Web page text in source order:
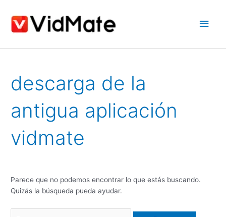
contenido
descarga de la
antigua aplicación
vidmate
Parece que no podemos encontrar lo que estás buscando.
Quizás la búsqueda pueda ayudar.